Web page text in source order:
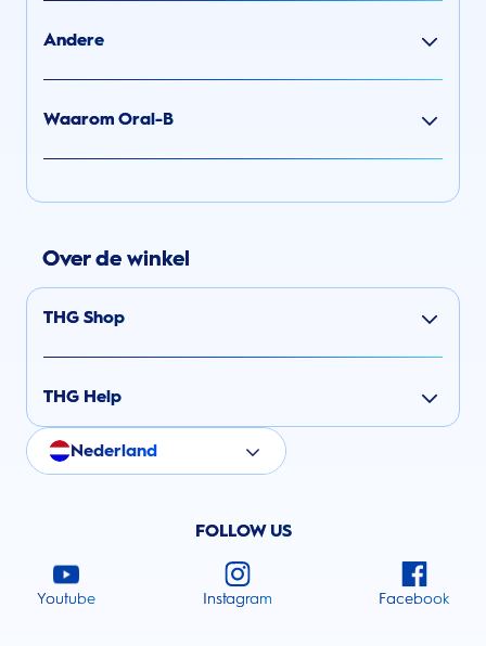
Andere
Waarom Oral-B
Over de winkel
THG Shop
THG Help
Nederland
FOLLOW US
Youtube Instagram Facebook